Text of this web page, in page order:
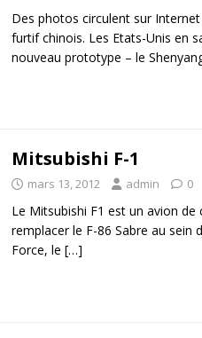
Des photos circulent sur Internet
furtif chinois. Les Etats-Unis en
nouveau prototype – le
Mitsubishi F-1
mars 13, 2012 admin 0
Le Mitsubishi F1 est un avion
remplacer le F-86 Sabre au sein
Force, le […]